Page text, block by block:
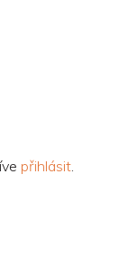
přihlásit.